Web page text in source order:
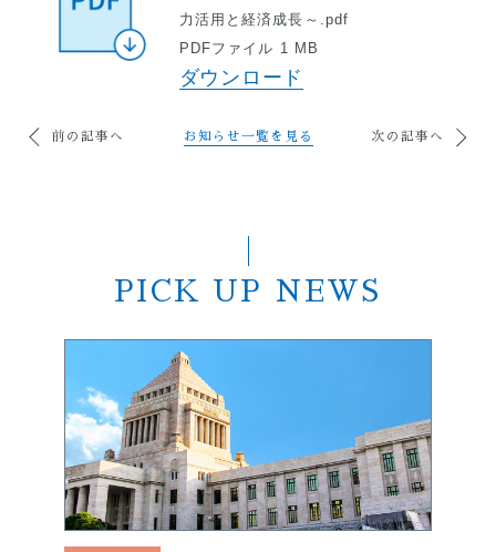
力活用と経済成長～.pdf
PDFファイル 1 MB
ダウンロード
前の記事へ お知らせ一覧を見る 次の記事へ
PICK UP NEWS